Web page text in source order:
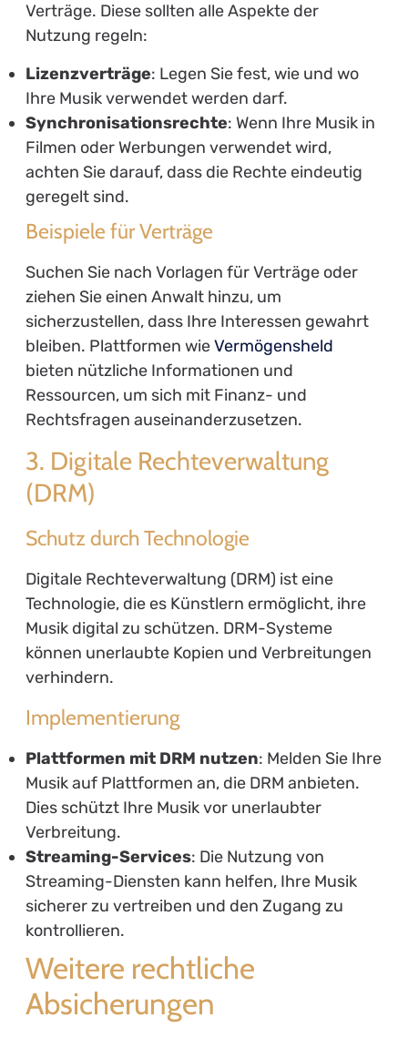
Verträge. Diese sollten alle Aspekte der
Nutzung regeln:
Lizenzverträge: Legen Sie fest, wie und wo
Ihre Musik verwendet werden darf.
Synchronisationsrechte: Wenn Ihre Musik in
Filmen oder Werbungen verwendet wird,
achten Sie darauf, dass die Rechte eindeutig
geregelt sind.
Beispiele für Verträge
Suchen Sie nach Vorlagen für Verträge oder
ziehen Sie einen Anwalt hinzu, um
sicherzustellen, dass Ihre Interessen gewahrt
bleiben. Plattformen wieVermögensheld
bieten nützliche Informationen und
Ressourcen, um sich mit Finanz- und
Rechtsfragen auseinanderzusetzen.
3. Digitale Rechteverwaltung
(DRM)
Schutz durch Technologie
Digitale Rechteverwaltung (DRM) ist eine
Technologie, die es Künstlern ermöglicht, ihre
Musik digital zu schützen. DRM-Systeme
können unerlaubte Kopien und Verbreitungen
verhindern.
Implementierung
Plattformen mit DRM nutzen: Melden Sie Ihre
Musik auf Plattformen an, die DRM anbieten.
Dies schützt Ihre Musik vor unerlaubter
Verbreitung.
Streaming-Services: Die Nutzung von
Streaming-Diensten kann helfen, Ihre Musik
sicherer zu vertreiben und den Zugang zu
kontrollieren.
Weitere rechtliche
Absicherungen